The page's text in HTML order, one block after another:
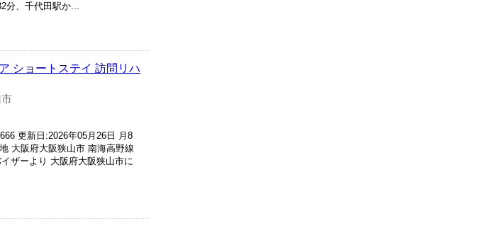
分、千代田駅か...
ショートステイ 訪問リハ
更新日:2026年05月26日 月8
大阪府大阪狭山市 南海高野線
ザーより 大阪府大阪狭山市に